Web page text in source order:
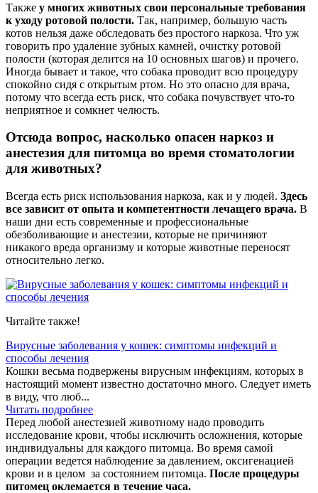
Также у многих животных свои персональные требования
к уходу ротовой полости. Так, например, большую часть
котов нельзя даже обследовать без простого наркоза. Что уж
говорить про удаление зубных камней, очистку ротовой
полости (которая делится на 10 основных шагов) и прочего.
Иногда бывает и такое, что собака проводит всю процедуру
спокойно сидя с открытым ртом. Но это опасно для врача,
потому что всегда есть риск, что собака почувствует что-то
неприятное и сомкнет челюсть.
Отсюда вопрос, насколько опасен наркоз и
анестезия для питомца во время стоматологии
для животных?
Всегда есть риск использования наркоза, как и у людей. Здесь
все зависит от опыта и компетентности лечащего врача. В
наши дни есть современные и профессиональные
обезболивающие и анестезии, которые не причиняют
никакого вреда организму и которые животные переносят
относительно легко.
Читайте также!
Вирусные заболевания у кошек: симптомы инфекций и
способы лечения
Кошки весьма подвержены вирусным инфекциям, которых в
настоящий момент известно достаточно много. Следует иметь
в виду, что люб...
Читать подробнее
Перед любой анестезией животному надо проводить
исследование крови, чтобы исключить осложнения, которые
индивидуальны для каждого питомца. Во время самой
операции ведется наблюдение за давлением, оксигенацией
крови и в целом за состоянием питомца. После процедуры
питомец оклемается в течение часа.